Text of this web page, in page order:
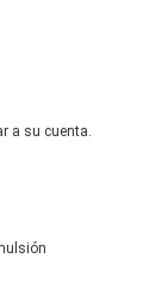
a su cuenta.